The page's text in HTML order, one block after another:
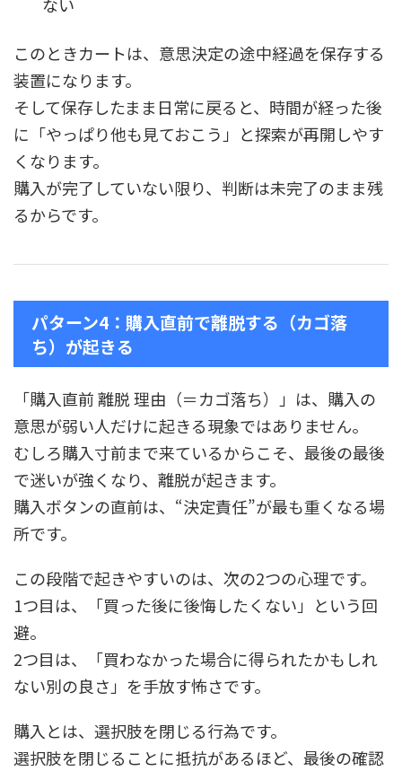
このときカートは、意思決定の途中経過を保存する
装置になります。
そして保存したまま日常に戻ると、時間が経った後
に「やっぱり他も見ておこう」と探索が再開しやす
くなります。
購入が完了していない限り、判断は未完了のまま残
るからです。
パターン4：購入直前で離脱する（カゴ落
ち）が起きる
「購入直前 離脱 理由（＝カゴ落ち）」は、購入の
意思が弱い人だけに起きる現象ではありません。
むしろ購入寸前まで来ているからこそ、最後の最後
で迷いが強くなり、離脱が起きます。
購入ボタンの直前は、“決定責任”が最も重くなる場
所です。
この段階で起きやすいのは、次の2つの心理です。
1つ目は、「買った後に後悔したくない」という回
避。
2つ目は、「買わなかった場合に得られたかもしれ
ない別の良さ」を手放す怖さです。
購入とは、選択肢を閉じる行為です。
選択肢を閉じることに抵抗があるほど、最後の確認